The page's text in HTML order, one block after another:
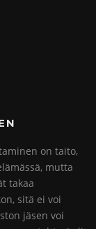
on taito,
mutta
takaa
sitä ei voi
jäsen voi